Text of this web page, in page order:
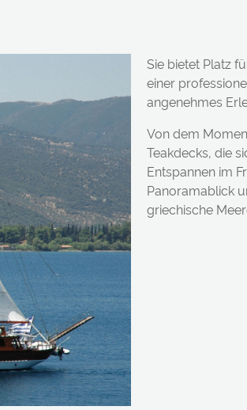
Sie bietet Platz
einer
angenehmes
Von dem
Teakdecks, die
Entspannen im
Panoramablick
griechische